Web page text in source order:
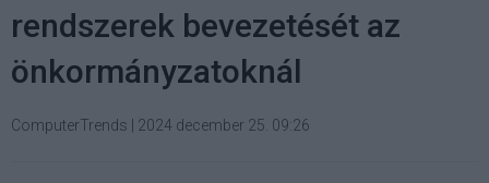
rendszerek bevezetését az
önkormányzatoknál
ComputerTrends 2024 december 25. 09:26